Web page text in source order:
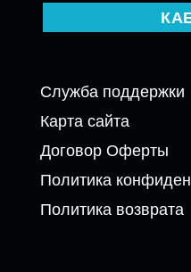
Служба поддержки
Карта сайта
Договор Оферты
Политика
Политика возврата